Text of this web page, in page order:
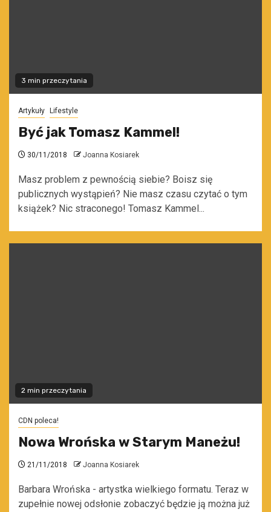
3 min przeczytania
Artykuły Lifestyle
Być jak Tomasz Kammel!
30/11/2018 Joanna Kosiarek
Masz problem z pewnością siebie? Boisz się
publicznych wystąpień? Nie masz czasu czytać o tym
książek? Nic straconego! Tomasz Kammel...
2 min przeczytania
CDN poleca!
Nowa Wrońska w Starym Maneżu!
21/11/2018 Joanna Kosiarek
Barbara Wrońska - artystka wielkiego formatu. Teraz w
zupełnie nowej odsłonie zobaczyć będzie ją można już